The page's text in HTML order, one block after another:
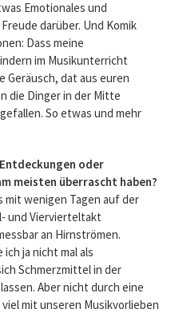
Emotionales und
darüber. Und Komik
Dass meine
im Musikunterricht
Geräusch, dat aus euren
die Dinger in der Mitte
So etwas und mehr
oder
meisten überrascht haben?
mit wenigen Tagen auf der
und Viervierteltakt
an Hirnströmen.
ich ja nicht mal als
Schmerzmittel in der
Aber nicht durch eine
mit unseren Musikvorlieben